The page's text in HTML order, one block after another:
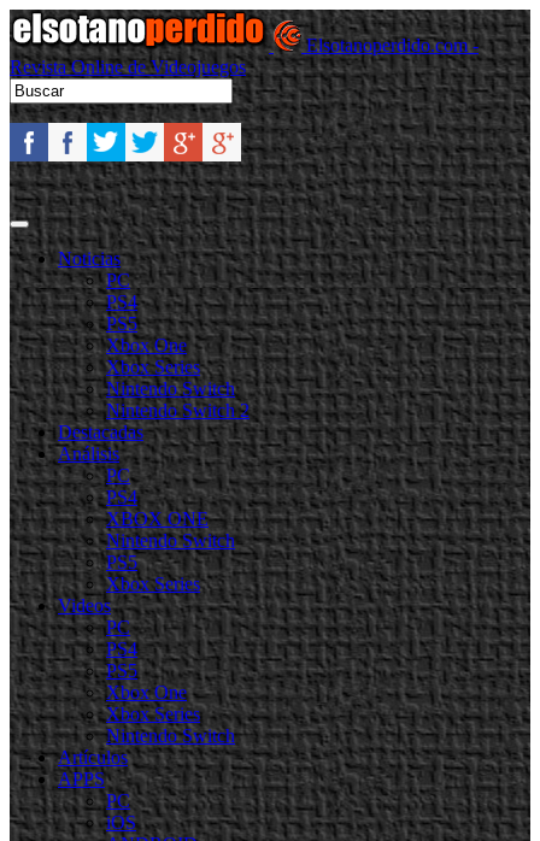
Elsotanoperdido.com -
Revista Online de Videojuegos
Noticias
PC
PS4
PS5
Xbox One
Xbox Series
Nintendo Switch
Nintendo Switch 2
Destacadas
Análisis
PC
PS4
XBOX ONE
Nintendo Switch
PS5
Xbox Series
Videos
PC
PS4
PS5
Xbox One
Xbox Series
Nintendo Switch
Artículos
APPS
PC
iOS